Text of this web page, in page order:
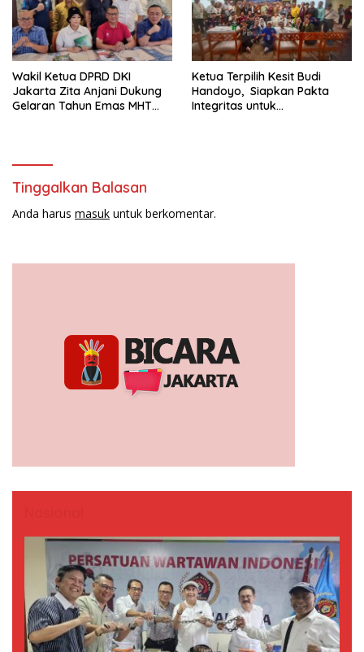
Wakil Ketua DPRD DKI
Jakarta Zita Anjani Dukung
Gelaran Tahun Emas MHT
Ketua Terpilih Kesit Budi
Handoyo, Siapkan Pakta
Integritas untuk
Tinggalkan Balasan
Anda harus masuk untuk berkomentar.